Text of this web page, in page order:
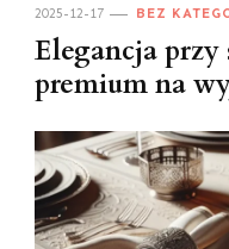
2025-12-17 BEZ
Elegancja
premium na